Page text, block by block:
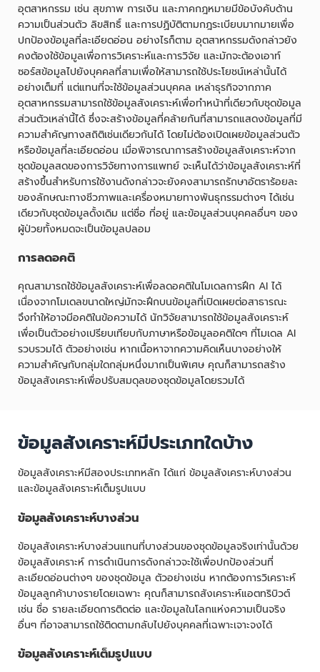
อุตสาหกรรม เช่น สุขภาพ การเงิน และภาคกฎหมายมีข้อบังคับด้าน
ความเป็นส่วนตัว ลิขสิทธิ์ และการปฏิบัติตามกฎระเบียบมากมายเพื่อ
ปกป้องข้อมูลที่ละเอียดอ่อน อย่างไรก็ตาม อุตสาหกรรมดังกล่าวยัง
คงต้องใช้ข้อมูลเพื่อการวิเคราะห์และการวิจัย และมักจะต้องเอาท์
ซอร์สข้อมูลไปยังบุคคลที่สามเพื่อให้สามารถใช้ประโยชน์เหล่านั้นได้
อย่างเต็มที่ แต่แทนที่จะใช้ข้อมูลส่วนบุคคล เหล่าธุรกิจจากภาค
อุตสาหกรรมสามารถใช้ข้อมูลสังเคราะห์เพื่อทำหน้าที่เดียวกับชุดข้อมูล
ส่วนตัวเหล่านี้ได้ ซึ่งจะสร้างข้อมูลที่คล้ายกันที่สามารถแสดงข้อมูลที่มี
ความสำคัญทางสถิติเช่นเดียวกันได้ โดยไม่ต้องเปิดเผยข้อมูลส่วนตัว
หรือข้อมูลที่ละเอียดอ่อน เมื่อพิจารณาการสร้างข้อมูลสังเคราะห์จาก
ชุดข้อมูลสดของการวิจัยทางการแพทย์ จะเห็นได้ว่าข้อมูลสังเคราะห์ที่
สร้างขึ้นสำหรับการใช้งานดังกล่าวจะยังคงสามารถรักษาอัตราร้อยละ
ของลักษณะทางชีวภาพและเครื่องหมายทางพันธุกรรมต่างๆ ได้เช่น
เดียวกับชุดข้อมูลดั้งเดิม แต่ชื่อ ที่อยู่ และข้อมูลส่วนบุคคลอื่นๆ ของ
ผู้ป่วยทั้งหมดจะเป็นข้อมูลปลอม
การลดอคติ
คุณสามารถใช้ข้อมูลสังเคราะห์เพื่อลดอคติในโมเดลการฝึก AI ได้
เนื่องจากโมเดลขนาดใหญ่มักจะฝึกบนข้อมูลที่เปิดเผยต่อสาธารณะ
จึงทำให้อาจมีอคติในข้อความได้ นักวิจัยสามารถใช้ข้อมูลสังเคราะห์
เพื่อเป็นตัวอย่างเปรียบเทียบกับภาษาหรือข้อมูลอคติใดๆ ที่โมเดล AI
รวบรวมได้ ตัวอย่างเช่น หากเนื้อหาจากความคิดเห็นบางอย่างให้
ความสำคัญกับกลุ่มใดกลุ่มหนึ่งมากเป็นพิเศษ คุณก็สามารถสร้าง
ข้อมูลสังเคราะห์เพื่อปรับสมดุลของชุดข้อมูลโดยรวมได้
ข้อมูลสังเคราะห์มีประเภทใดบ้าง
ข้อมูลสังเคราะห์มีสองประเภทหลัก ได้แก่ ข้อมูลสังเคราะห์บางส่วน
และข้อมูลสังเคราะห์เต็มรูปแบบ
ข้อมูลสังเคราะห์บางส่วน
ข้อมูลสังเคราะห์บางส่วนแทนที่บางส่วนของชุดข้อมูลจริงเท่านั้นด้วย
ข้อมูลสังเคราะห์ การดำเนินการดังกล่าวจะใช้เพื่อปกป้องส่วนที่
ละเอียดอ่อนต่างๆ ของชุดข้อมูล ตัวอย่างเช่น หากต้องการวิเคราะห์
ข้อมูลลูกค้าบางรายโดยเฉพาะ คุณก็สามารถสังเคราะห์แอตทริบิวต์
เช่น ชื่อ รายละเอียดการติดต่อ และข้อมูลในโลกแห่งความเป็นจริง
อื่นๆ ที่อาจสามารถใช้ติดตามกลับไปยังบุคคลที่เฉพาะเจาะจงได้
ข้อมูลสังเคราะห์เต็มรูปแบบ